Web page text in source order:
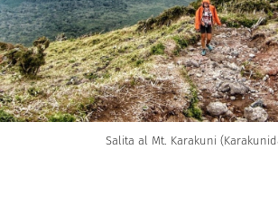
Salita al Mt. Karakuni